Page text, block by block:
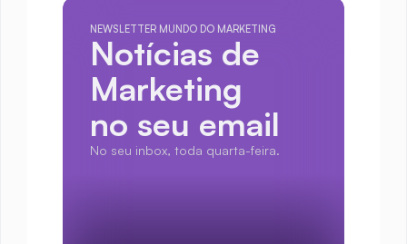
NEWSLETTER MUNDO DO MARKETING
Notícias de
Marketing
no seu email
No seu inbox, toda quarta-feira.